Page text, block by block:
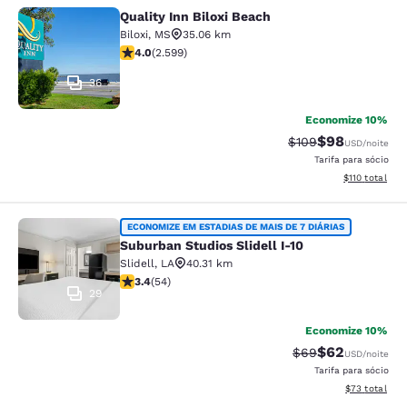
Quality Inn Biloxi Beach
36
Quality Inn Biloxi Beach
Biloxi, MS
35.06 km
classificação 3.95 estrelas. Bom. 2599 avaliações
4.0(2.599)
Economize 10%
Tarifa anterior
$109Tarifa com
$98USD/noite
Tarifa para sócio
Exibir
$110 total
Suburban Studios Slidell I-10
29
ECONOMIZE EM ESTADIAS DE MAIS DE 7 DIÁRIAS
Suburban Studios Slidell I-10
Slidell, LA
40.31 km
classificação 3.37 estrelas. Bom. 54 avaliações
3.4(54)
Economize 10%
Tarifa anterior
$69Tarifa com
$62USD/noite
Tarifa para sócio
Exibir
$73 total